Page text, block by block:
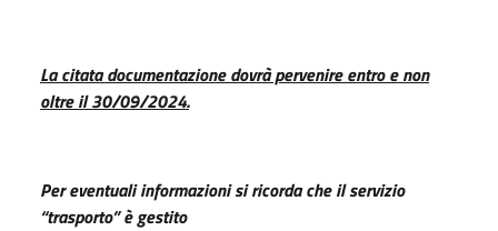
La citata documentazione dovrà pervenire entro e non
oltre il 30/09/2024.
Per eventuali informazioni si ricorda che il servizio
“trasporto” è gestito